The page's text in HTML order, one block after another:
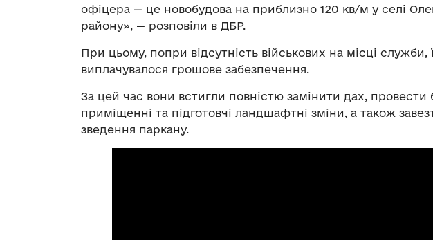
офіцера — це новобудова на приблизно 120 кв/м у селі
району», — розповіли в ДБР.
При цьому, попри відсутність військових на місці служби,
виплачувалося грошове забезпечення.
За цей час вони встигли повністю замінити дах, провести
приміщенні та підготовчі ландшафтні зміни, а також
зведення паркану.